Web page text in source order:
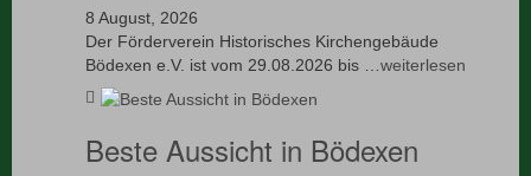
8 August, 2026
Der Förderverein Historisches Kirchengebäude
Bödexen e.V. ist vom 29.08.2026 bis … weiterlesen
Beste Aussicht in Bödexen